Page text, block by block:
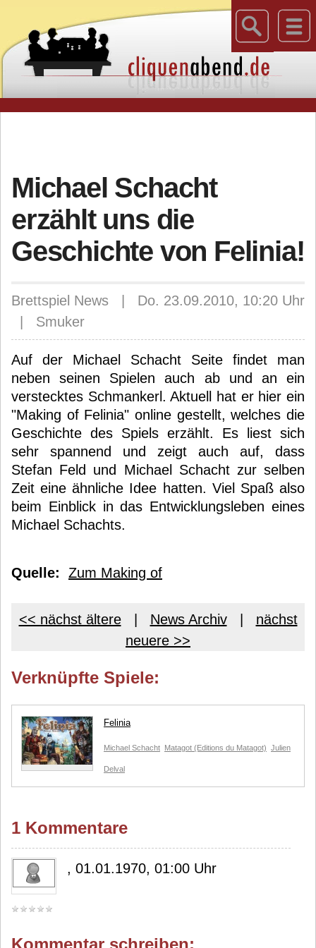
Michael Schacht
erzählt uns die
Geschichte von Felinia!
Brettspiel News | Do. 23.09.2010, 10:20 Uhr
| Smuker
Auf der Michael Schacht Seite findet man
neben seinen Spielen auch ab und an ein
verstecktes Schmankerl. Aktuell hat er hier ein
"Making of Felinia" online gestellt, welches die
Geschichte des Spiels erzählt. Es liest sich
sehr spannend und zeigt auch auf, dass
Stefan Feld und Michael Schacht zur selben
Zeit eine ähnliche Idee hatten. Viel Spaß also
beim Einblick in das Entwicklungsleben eines
Michael Schachts.
Quelle: Zum Making of
<< nächst ältere| News Archiv| nächst
neuere >>
Verknüpfte Spiele:
Felinia
Michael Schacht Matagot (Editions du Matagot) Julien
Delval
1 Kommentare
, 01.01.1970, 01:00 Uhr
Kommentar schreiben: